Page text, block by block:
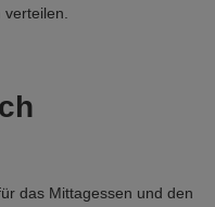
das Mittagessen und den